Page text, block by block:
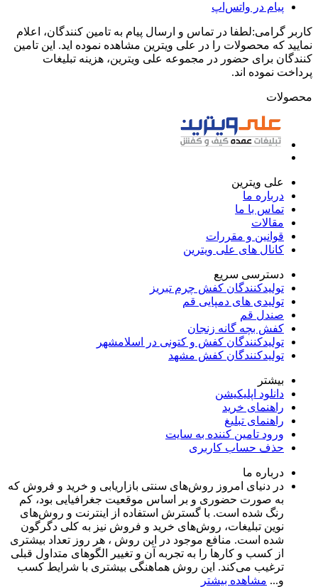
پیام در واتس‌اپ
کاربر گرامی:لطفا در تماس و ارسال پیام به تامین کنندگان، اعلام
نمایید که محصولات را در علی ویترین مشاهده نموده اید. این تامین
کنندگان برای حضور در مجموعه علی ویترین، هزینه تبلیغات
پرداخت نموده اند.
محصولات
علی ویترین
درباره ما
تماس با ما
مقالات
قوانین و مقررات
کانال های علی ویترین
دسترسی سریع
تولیدکنندگان کفش چرم تبریز
تولیدی های دمپایی قم
صندل قم
کفش بچه گانه زنجان
تولیدکنندگان کفش و کتونی در اسلامشهر
تولیدکنندگان کفش مشهد
بیشتر
دانلود اپلیکیشن
راهنمای خرید
راهنمای تبلیغ
ورود تامین کننده به سایت
حذف حساب کاربری
درباره ما
در دنیای امروز روش‌های سنتی بازاریابی و خرید و فروش که
به صورت حضوری و بر اساس موقعیت جغرافیایی بود، کم
رنگ شده است. با گسترش استفاده از اینترنت و روش‌های
نوین تبلیغات، روش‌های خرید و فروش نیز به کلی دگرگون
شده است. منافع موجود در این روش ، هر روز تعداد بیشتری
از کسب و کارها را به تجربه‌ آن و تغییر الگوهای متداول قبلی
ترغیب می‌کند. این روش هماهنگی بیشتری با شرایط کسب
و... مشاهده بیشتر